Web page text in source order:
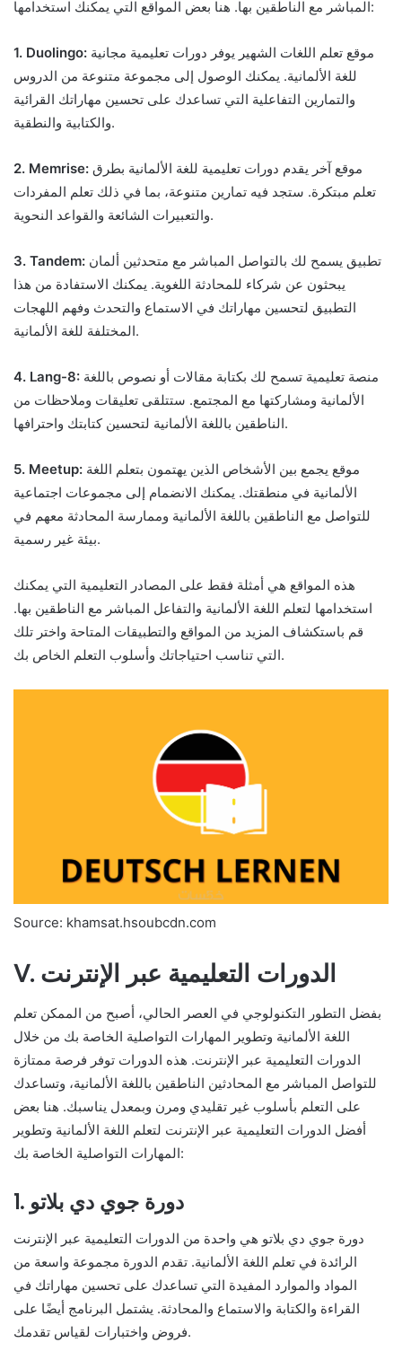
المباشر مع الناطقين بها. هنا بعض المواقع التي يمكنك استخدامها:
1. Duolingo:
للغة الألمانية. يمكنك الوصول إلى مجموعة متنوعة من الدروس
والتمارين التفاعلية التي تساعدك على تحسين مهاراتك القرائية
والكتابية والنطقية.
2. Memrise:
تعلم مبتكرة. ستجد فيه تمارين متنوعة، بما في ذلك تعلم المفردات
والتعبيرات الشائعة والقواعد النحوية.
3. Tandem:
يبحثون عن شركاء للمحادثة اللغوية. يمكنك الاستفادة من هذا
التطبيق لتحسين مهاراتك في الاستماع والتحدث وفهم اللهجات
المختلفة للغة الألمانية.
4. Lang-8:
الألمانية ومشاركتها مع المجتمع. ستتلقى تعليقات وملاحظات من
الناطقين باللغة الألمانية لتحسين كتابتك واحترافها.
5. Meetup:
الألمانية في منطقتك. يمكنك الانضمام إلى مجموعات اجتماعية
للتواصل مع الناطقين باللغة الألمانية وممارسة المحادثة معهم في
بيئة غير رسمية.
هذه المواقع هي أمثلة فقط على المصادر التعليمية التي يمكنك
استخدامها لتعلم اللغة الألمانية والتفاعل المباشر مع الناطقين بها.
قم باستكشاف المزيد من المواقع والتطبيقات المتاحة واختر تلك
التي تناسب احتياجاتك وأسلوب التعلم الخاص بك.
Source: khamsat.hsoubcdn.com
V. الدورات التعليمية عبر الإنترنت
بفضل التطور التكنولوجي في العصر الحالي، أصبح من الممكن تعلم
اللغة الألمانية وتطوير المهارات التواصلية الخاصة بك من خلال
الدورات التعليمية عبر الإنترنت. هذه الدورات توفر فرصة ممتازة
للتواصل المباشر مع المحادثين الناطقين باللغة الألمانية، وتساعدك
على التعلم بأسلوب غير تقليدي ومرن وبمعدل يناسبك. هنا بعض
أفضل الدورات التعليمية عبر الإنترنت لتعلم اللغة الألمانية وتطوير
المهارات التواصلية الخاصة بك:
1. دورة جوي دي بلاتو
دورة جوي دي بلاتو هي واحدة من الدورات التعليمية عبر الإنترنت
الرائدة في تعلم اللغة الألمانية. تقدم الدورة مجموعة واسعة من
المواد والموارد المفيدة التي تساعدك على تحسين مهاراتك في
القراءة والكتابة والاستماع والمحادثة. يشتمل البرنامج أيضًا على
فروض واختبارات لقياس تقدمك.